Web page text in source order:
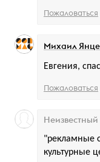
Пожаловаться
Евгения,
Михаил
Пожаловаться
"рекламные
культурные
Неизвестный